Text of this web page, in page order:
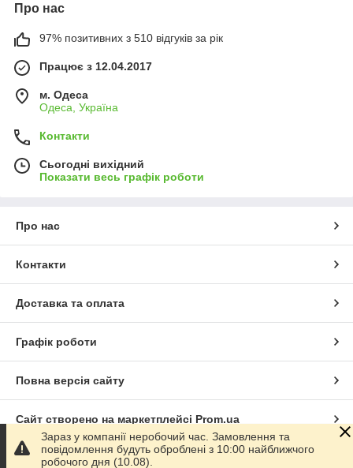
Про нас
97% позитивних з 510 відгуків за рік
Працює з 12.04.2017
м. Одеса
Одеса, Україна
Контакти
Сьогодні вихідний
Показати весь графік роботи
Про нас
Контакти
Доставка та оплата
Графік роботи
Повна версія сайту
Сайт створено на маркетплейсі Prom.ua
Політика конфіденційності
Зараз у компанії неробочий час. Замовлення та
повідомлення будуть оброблені з 10:00 найближчого
робочого дня (10.08).